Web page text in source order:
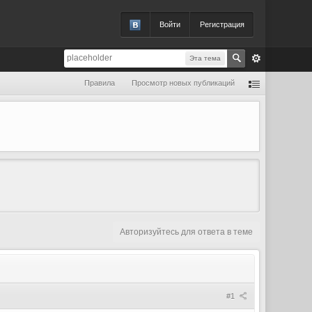
Войти Регистрация
Эта тема
Правила Просмотр новых публикаций
Авторизуйтесь для ответа в теме
#1